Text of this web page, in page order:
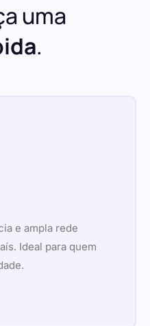
uma
.
e ampla rede
Ideal para quem